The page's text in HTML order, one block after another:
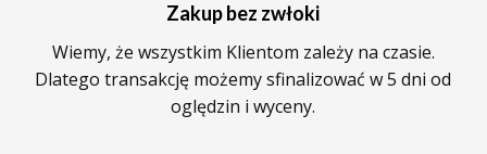
Zakup bez zwłoki
Wiemy, że wszystkim Klientom zależy na czasie.
Dlatego transakcję możemy sfinalizować w 5 dni od
oględzin i wyceny.